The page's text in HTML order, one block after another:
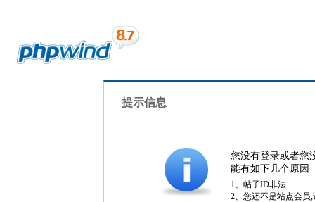
提示信息
您没有登录或者您
能有如下几个原因
1、帖子ID非法
2、您还不是站点会员